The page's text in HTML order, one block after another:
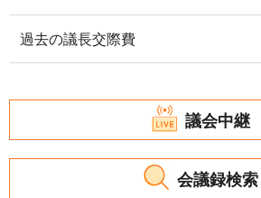
過去の議長交際費
議会中継
会議録検索